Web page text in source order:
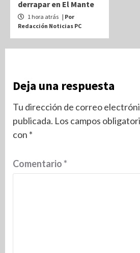
derrapar en El Mante
1 hora atrás | Por
Redacción Noticias PC
Deja una respuesta
Tu dirección de correo
publicada. Los campos
con *
Comentario*